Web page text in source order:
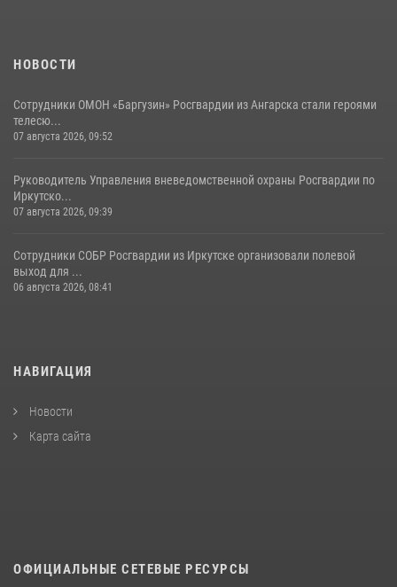
НОВОСТИ
Сотрудники ОМОН «Баргузин» Росгвардии из Ангарска стали героями
телесю...
07 августа 2026, 09:52
Руководитель Управления вневедомственной охраны Росгвардии по
Иркутско...
07 августа 2026, 09:39
Сотрудники СОБР Росгвардии из Иркутске организовали полевой
выход для ...
06 августа 2026, 08:41
НАВИГАЦИЯ
Новости
Карта сайта
ОФИЦИАЛЬНЫЕ СЕТЕВЫЕ РЕСУРСЫ